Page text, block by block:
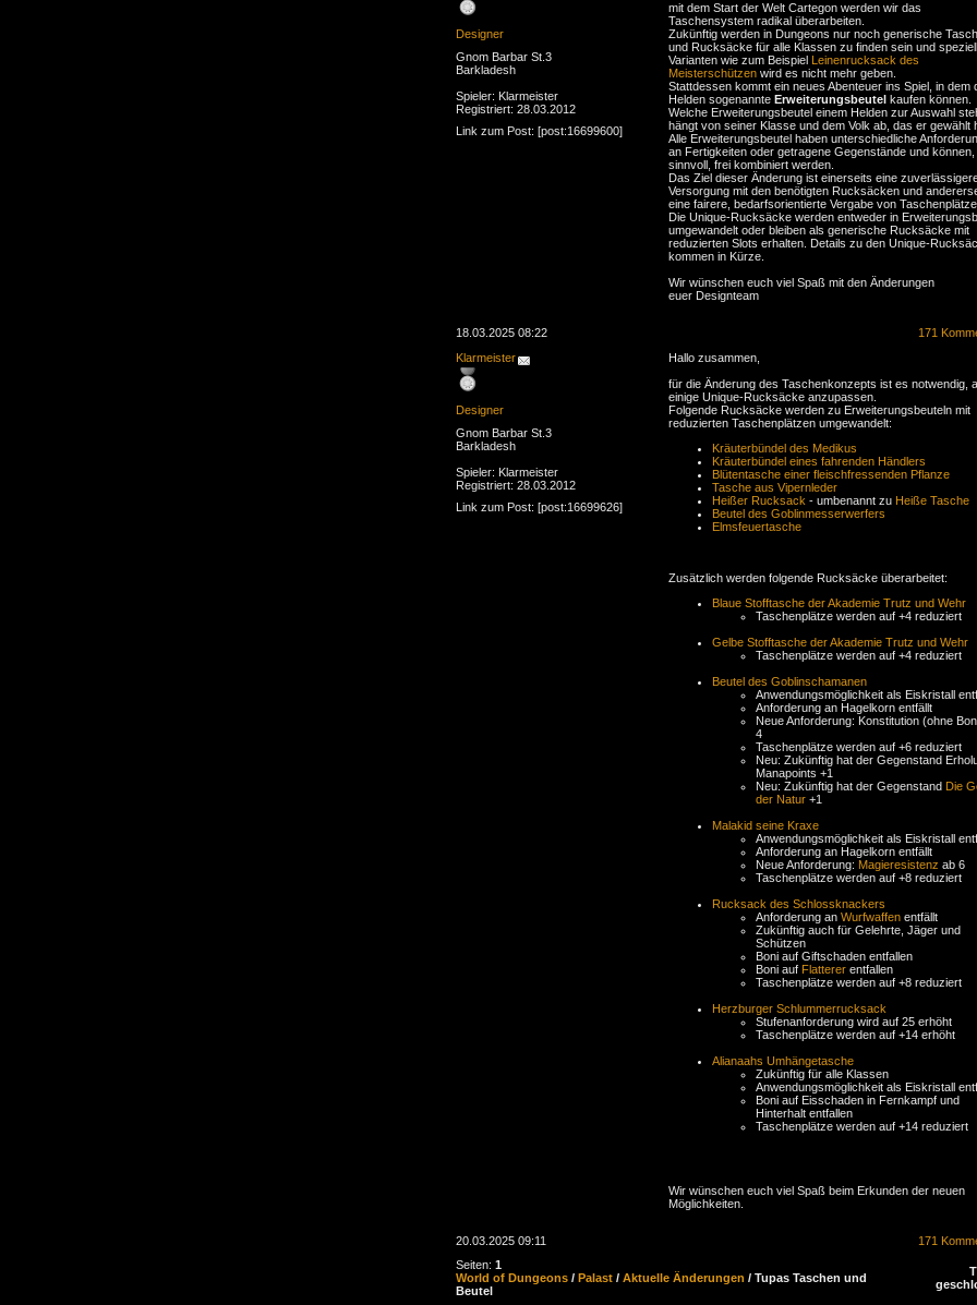
Designer
Gnom Barbar St.3
Barkladesh
Spieler: Klarmeister
Registriert: 28.03.2012
Link zum Post: [post:16699600]
mit dem Start der Welt Cartegon werden wir das
Taschensystem radikal überarbeiten.
Zukünftig werden in Dungeons nur noch generische
und Rucksäcke für alle Klassen zu finden sein und
Varianten wie zum Beispiel Leinenrucksack des
Meisterschützen wird es nicht mehr geben.
Stattdessen kommt ein neues Abenteuer ins Spiel, in dem
Helden sogenannte Erweiterungsbeutel kaufen können.
Welche Erweiterungsbeutel einem Helden zur Auswahl
hängt von seiner Klasse und dem Volk ab, das er gewählt
Alle Erweiterungsbeutel haben unterschiedliche
an Fertigkeiten oder getragene Gegenstände und können,
sinnvoll, frei kombiniert werden.
Das Ziel dieser Änderung ist einerseits eine
Versorgung mit den benötigten Rucksäcken und
eine fairere, bedarfsorientierte Vergabe von
Die Unique-Rucksäcke werden entweder in
umgewandelt oder bleiben als generische Rucksäcke mit
reduzierten Slots erhalten. Details zu den Unique-
kommen in Kürze.
Wir wünschen euch viel Spaß mit den Änderungen
euer Designteam
18.03.2025 08:22
171
Klarmeister
Designer
Gnom Barbar St.3
Barkladesh
Spieler: Klarmeister
Registriert: 28.03.2012
Link zum Post: [post:16699626]
Hallo zusammen,
für die Änderung des Taschenkonzepts ist es notwendig,
einige Unique-Rucksäcke anzupassen.
Folgende Rucksäcke werden zu Erweiterungsbeuteln mit
reduzierten Taschenplätzen umgewandelt:
Kräuterbündel des Medikus
Kräuterbündel eines fahrenden Händlers
Blütentasche einer fleischfressenden Pflanze
Tasche aus Vipernleder
Heißer Rucksack - umbenannt zu Heiße Tasche
Beutel des Goblinmesserwerfers
Elmsfeuertasche
Zusätzlich werden folgende Rucksäcke überarbeitet:
Blaue Stofftasche der Akademie Trutz und Wehr
Taschenplätze werden auf +4 reduziert
Gelbe Stofftasche der Akademie Trutz und Wehr
Taschenplätze werden auf +4 reduziert
Beutel des Goblinschamanen
Anwendungsmöglichkeit als Eiskristall
Anforderung an Hagelkorn entfällt
Neue Anforderung: Konstitution (ohne
4
Taschenplätze werden auf +6 reduziert
Neu: Zukünftig hat der Gegenstand
Manapoints +1
Neu: Zukünftig hat der Gegenstand Die
der Natur +1
Malakid seine Kraxe
Anwendungsmöglichkeit als Eiskristall
Anforderung an Hagelkorn entfällt
Neue Anforderung: Magieresistenz ab 6
Taschenplätze werden auf +8 reduziert
Rucksack des Schlossknackers
Anforderung an Wurfwaffen entfällt
Zukünftig auch für Gelehrte, Jäger und
Schützen
Boni auf Giftschaden entfallen
Boni auf Flatterer entfallen
Taschenplätze werden auf +8 reduziert
Herzburger Schlummerrucksack
Stufenanforderung wird auf 25 erhöht
Taschenplätze werden auf +14 erhöht
Alianaahs Umhängetasche
Zukünftig für alle Klassen
Anwendungsmöglichkeit als Eiskristall
Boni auf Eisschaden in Fernkampf und
Hinterhalt entfallen
Taschenplätze werden auf +14 reduziert
Wir wünschen euch viel Spaß beim Erkunden der neuen
Möglichkeiten.
20.03.2025 09:11
171
Seiten: 1
World of Dungeons / Palast / Aktuelle Änderungen / Tupas Taschen und
Beutel